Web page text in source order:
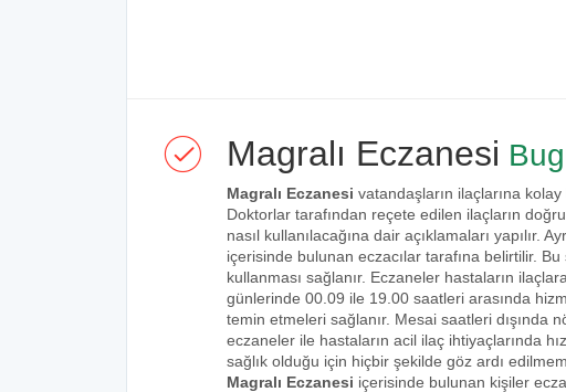
Magralı Eczanesi
Magralı Eczanesi vatandaşların ilaçlarına
Doktorlar tarafından reçete edilen ilaçların
nasıl kullanılacağına dair açıklamaları yapılır.
içerisinde bulunan eczacılar tarafına belirtilir.
kullanması sağlanır. Eczaneler hastaların
günlerinde 00.09 ile 19.00 saatleri arasında
temin etmeleri sağlanır. Mesai saatleri dışında
eczaneler ile hastaların acil ilaç ihtiyaçlarında
sağlık olduğu için hiçbir şekilde göz ardı
Magralı Eczanesi içerisinde bulunan kişiler